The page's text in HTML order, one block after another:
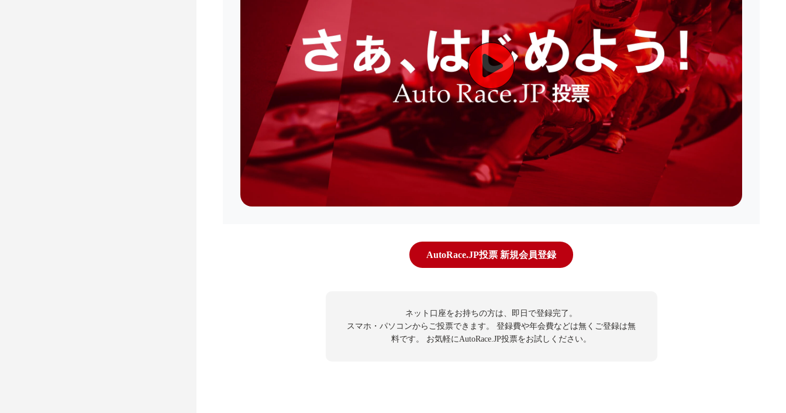
AutoRace.JP投票 新規会員登録
ネット口座をお持ちの方は、即日で登録完了。
スマホ・パソコンからご投票できます。
登録費や年会費などは無くご登録は無
料です。
お気軽にAutoRace.JP投票をお試しください。